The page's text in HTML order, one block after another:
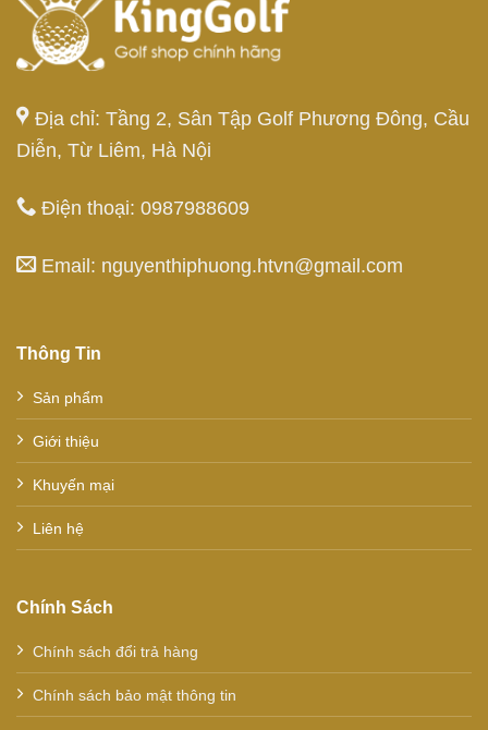
Địa chỉ: Tầng 2, Sân Tập Golf Phương Đông, Cầu
Diễn, Từ Liêm, Hà Nội
Điện thoại: 0987988609
Email: nguyenthiphuong.htvn@gmail.com
Thông Tin
Sản phẩm
Giới thiệu
Khuyến mại
Liên hệ
Chính Sách
Chính sách đổi trả hàng
Chính sách bảo mật thông tin